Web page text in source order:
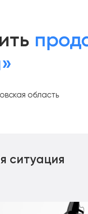
область
ситуация